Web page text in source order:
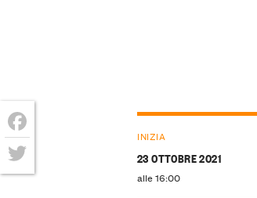
INIZIA
23 OTTOBRE 2021
alle 16:00
Facebook
Twitter